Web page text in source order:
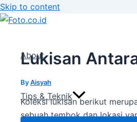
Skip to content
About
Tips & Teknik
Lukisan
ByAisyah
Koleksi lukisan berikut
sebuah tembok dan lokasi